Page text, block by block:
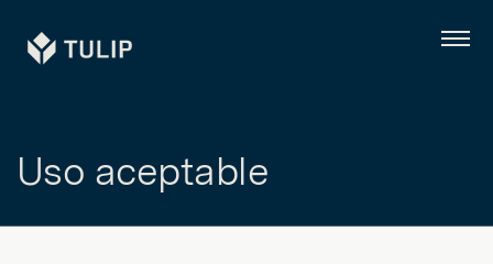
Tulip Menú
Uso aceptable